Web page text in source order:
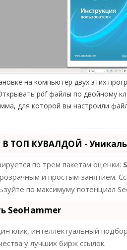
на компьютер двух этих
pdf файлы по двойному
для которой вы настроили
ТОП КУВАЛДОЙ -
по трем пакетам оценки:
и простым занятием.
по максимуму потенциал
SeoHammer
клик, интеллектуальный
у лучших бирж ссылок.